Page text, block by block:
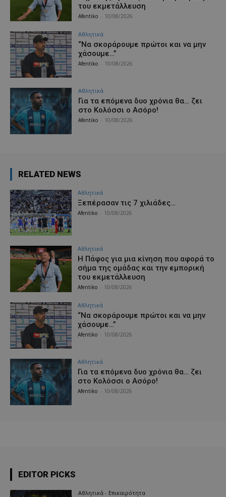
του εκμετάλλευση
Afentiko 10/08/2026
Αθλητικά
“Να σκοράρουμε πρώτοι και να μην
χάσουμε…”
Afentiko 10/08/2026
Αθλητικά
Για τα επόμενα δυο χρόνια θα… ζει
στο Κολόσσι ο Ασόρο!
Afentiko 10/08/2026
RELATED NEWS
Αθλητικά
Ξεπέρασαν τις 7 χιλιάδες…
Afentiko 10/08/2026
Αθλητικά
H Πάφος για μια κίνηση που αφορά το
σήμα της ομάδας και την εμπορική
του εκμετάλλευση
Afentiko 10/08/2026
Αθλητικά
“Να σκοράρουμε πρώτοι και να μην
χάσουμε…”
Afentiko 10/08/2026
Αθλητικά
Για τα επόμενα δυο χρόνια θα… ζει
στο Κολόσσι ο Ασόρο!
Afentiko 10/08/2026
EDITOR PICKS
Αθλητικά - Επικαιρότητα